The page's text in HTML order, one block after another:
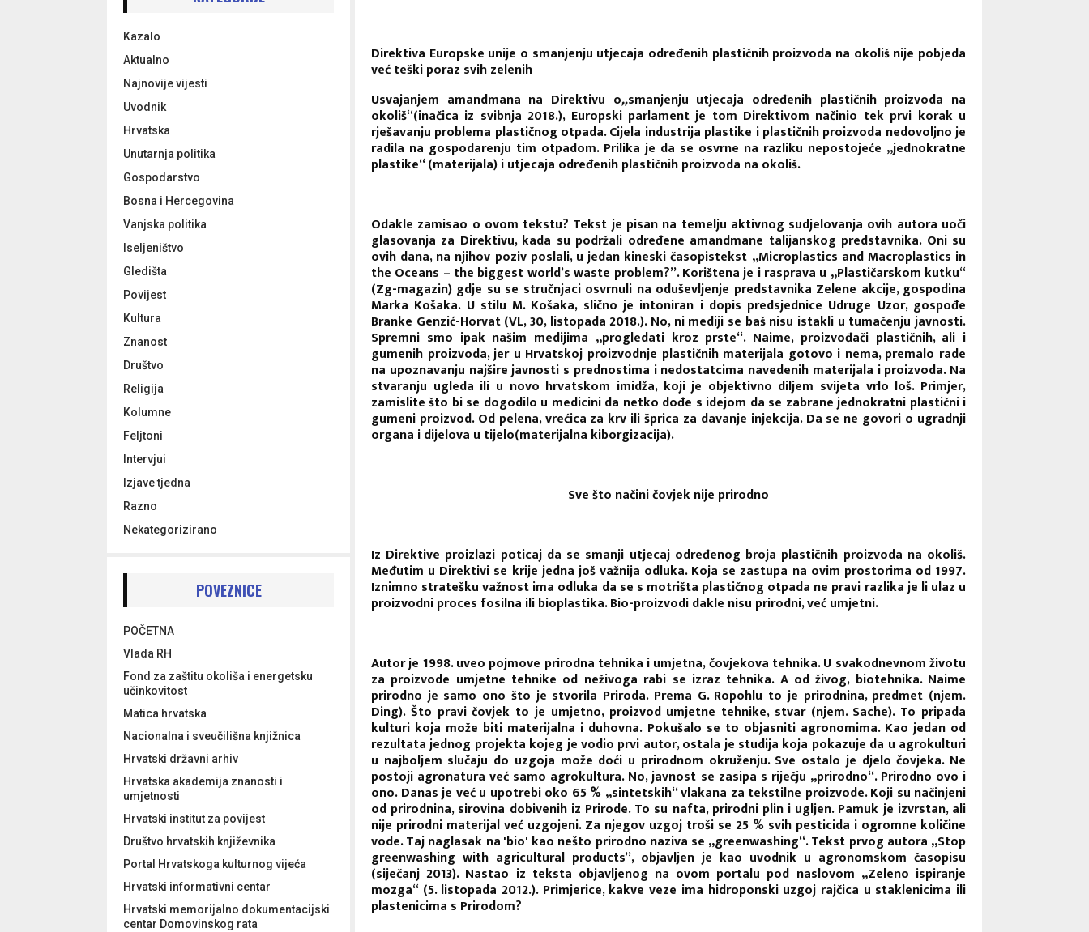
Direktiva Europske unije o smanjenju utjecaja određenih plastičnih proizvoda na okoliš nije pobjeda
već teški poraz svih zelenih
Usvajanjem amandmana na Direktivu o„smanjenju utjecaja određenih plastičnih proizvoda na
okoliš“(inačica iz svibnja 2018.), Europski parlament je tom Direktivom načinio tek prvi korak u
rješavanju problema plastičnog otpada. Cijela industrija plastike i plastičnih proizvoda nedovoljno je
radila na gospodarenju tim otpadom. Prilika je da se osvrne na razliku nepostojeće „jednokratne
plastike“ (materijala) i utjecaja određenih plastičnih proizvoda na okoliš.
Odakle zamisao o ovom tekstu? Tekst je pisan na temelju aktivnog sudjelovanja ovih autora uoči
glasovanja za Direktivu, kada su podržali određene amandmane talijanskog predstavnika. Oni su
ovih dana, na njihov poziv poslali, u jedan kineski časopistekst „Microplastics and Macroplastics in
the Oceans – the biggest world’s waste problem?”. Korištena je i rasprava u „Plastičarskom kutku“
(Zg-magazin) gdje su se stručnjaci osvrnuli na oduševljenje predstavnika Zelene akcije, gospodina
Marka Košaka. U stilu M. Košaka, slično je intoniran i dopis predsjednice Udruge Uzor, gospođe
Branke Genzić-Horvat (VL, 30, listopada 2018.). No, ni mediji se baš nisu istakli u tumačenju javnosti.
Spremni smo ipak našim medijima „progledati kroz prste“. Naime, proizvođači plastičnih, ali i
gumenih proizvoda, jer u Hrvatskoj proizvodnje plastičnih materijala gotovo i nema, premalo rade
na upoznavanju najšire javnosti s prednostima i nedostatcima navedenih materijala i proizvoda. Na
stvaranju ugleda ili u novo hrvatskom imidža, koji je objektivno diljem svijeta vrlo loš. Primjer,
zamislite što bi se dogodilo u medicini da netko dođe s idejom da se zabrane jednokratni plastični i
gumeni proizvod. Od pelena, vrećica za krv ili šprica za davanje injekcija. Da se ne govori o ugradnji
organa i dijelova u tijelo(materijalna kiborgizacija).
Sve što načini čovjek nije prirodno
Iz Direktive proizlazi poticaj da se smanji utjecaj određenog broja plastičnih proizvoda na okoliš.
Međutim u Direktivi se krije jedna još važnija odluka. Koja se zastupa na ovim prostorima od 1997.
Iznimno stratešku važnost ima odluka da se s motrišta plastičnog otpada ne pravi razlika je li ulaz u
proizvodni proces fosilna ili bioplastika. Bio-proizvodi dakle nisu prirodni, već umjetni.
Autor je 1998. uveo pojmove prirodna tehnika i umjetna, čovjekova tehnika. U svakodnevnom životu
za proizvode umjetne tehnike od neživoga rabi se izraz tehnika. A od živog, biotehnika. Naime
prirodno je samo ono što je stvorila Priroda. Prema G. Ropohlu to je prirodnina, predmet (njem.
Ding). Što pravi čovjek to je umjetno, proizvod umjetne tehnike, stvar(njem. Sache). To pripada
kulturi koja može biti materijalna i duhovna. Pokušalo se to objasniti agronomima. Kao jedan od
rezultata jednog projekta kojeg je vodio prvi autor, ostala je studija koja pokazuje da u agrokulturi
u najboljem slučaju do uzgoja može doći u prirodnom okruženju. Sve ostalo je djelo čovjeka. Ne
postoji agronatura već samo agrokultura. No, javnost se zasipa s riječju „prirodno“. Prirodno ovo i
ono. Danas je već u upotrebi oko 65 % „sintetskih“ vlakana za tekstilne proizvode. Koji su načinjeni
od prirodnina, sirovina dobivenih iz Prirode. To su nafta, prirodni plin i ugljen. Pamuk je izvrstan, ali
nije prirodni materijal već uzgojeni. Za njegov uzgoj troši se 25 % svih pesticida i ogromne količine
vode. Taj naglasak na 'bio' kao nešto prirodno naziva se „greenwashing“. Tekst prvog autora „Stop
greenwashing with agricultural products”, objavljen je kao uvodnik u agronomskom časopisu
(siječanj 2013). Nastao iz teksta objavljenog na ovom portalu pod naslovom „Zeleno ispiranje
mozga“ (5. listopada 2012.). Primjerice, kakve veze ima hidroponski uzgoj rajčica u staklenicima ili
plastenicima s Prirodom?
o
r
Kazalo
Aktualno
Najnovije vijesti
Uvodnik
Hrvatska
Unutarnja politika
Gospodarstvo
Bosna i Hercegovina
Vanjska politika
Iseljeništvo
Gledišta
Povijest
Kultura
Znanost
Društvo
Religija
Kolumne
Feljtoni
Intervjui
Izjave tjedna
Razno
Nekategorizirano
POVEZNICE
POČETNA
Vlada RH
Fond za zaštitu okoliša i energetsku
učinkovitost
Matica hrvatska
Nacionalna i sveučilišna knjižnica
Hrvatski državni arhiv
Hrvatska akademija znanosti i
umjetnosti
Hrvatski institut za povijest
Društvo hrvatskih književnika
Portal Hrvatskoga kulturnog vijeća
Hrvatski informativni centar
Hrvatski memorijalno dokumentacijski
centar Domovinskog rata